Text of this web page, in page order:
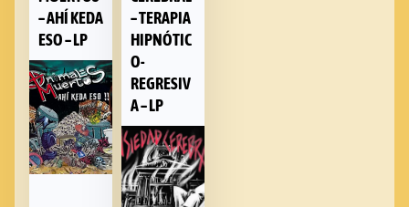
– AHÍ KEDA
ESO – LP
– TERAPIA
HIPNÓTIC
O-
REGRESIV
A – LP